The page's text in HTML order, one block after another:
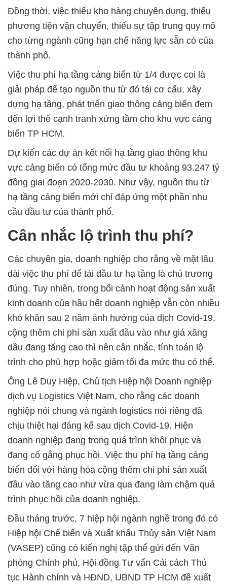
Đồng thời, việc thiếu kho hàng chuyên dụng, thiếu
phương tiện vận chuyển, thiếu sự tập trung quy mô
cho từng ngành cũng hạn chế năng lực sẵn có của
thành phố.
Việc thu phí hạ tầng cảng biển từ 1/4 được coi là
giải pháp để tạo nguồn thu từ đó tái cơ cấu, xây
dựng hạ tầng, phát triển giao thông cảng biển đem
đến lợi thế cạnh tranh xứng tầm cho khu vực cảng
biển TP HCM.
Dự kiến các dự án kết nối hạ tầng giao thông khu
vực cảng biển có tổng mức đầu tư khoảng 93.247 tỷ
đồng giai đoạn 2020-2030. Như vậy, nguồn thu từ
hạ tầng cảng biển mới chỉ đáp ứng một phần nhu
cầu đầu tư của thành phố.
Cân nhắc lộ trình thu phí?
Các chuyên gia, doanh nghiệp cho rằng về mặt lâu
dài việc thu phí để tái đầu tư hạ tầng là chủ trương
đúng. Tuy nhiên, trong bối cảnh hoạt động sản xuất
kinh doanh của hầu hết doanh nghiệp vẫn còn nhiều
khó khăn sau 2 năm ảnh hưởng của dịch Covid-19,
cộng thêm chi phí sản xuất đầu vào như giá xăng
dầu đang tăng cao thì nên cân nhắc, tính toán lộ
trình cho phù hợp hoặc giảm tối đa mức thu có thể.
Ông Lê Duy Hiệp, Chủ tịch Hiệp hội Doanh nghiệp
dịch vụ Logistics Việt Nam, cho rằng các doanh
nghiệp nói chung và ngành logistics nói riêng đã
chịu thiệt hại đáng kể sau dịch Covid-19. Hiện
doanh nghiệp đang trong quá trình khôi phục và
đang cố gắng phục hồi. Việc thu phí hạ tầng cảng
biển đối với hàng hóa cộng thêm chi phí sản xuất
đầu vào tăng cao như vừa qua đang làm chậm quá
trình phục hồi của doanh nghiệp.
Đầu tháng trước, 7 hiệp hội ngành nghề trong đó có
Hiệp hội Chế biến và Xuất khẩu Thủy sản Việt Nam
(VASEP) cũng có kiến nghị tập thể gửi đến Văn
phòng Chính phủ, Hội đồng Tư vấn Cải cách Thủ
tục Hành chính và HĐND, UBND TP HCM đề xuất